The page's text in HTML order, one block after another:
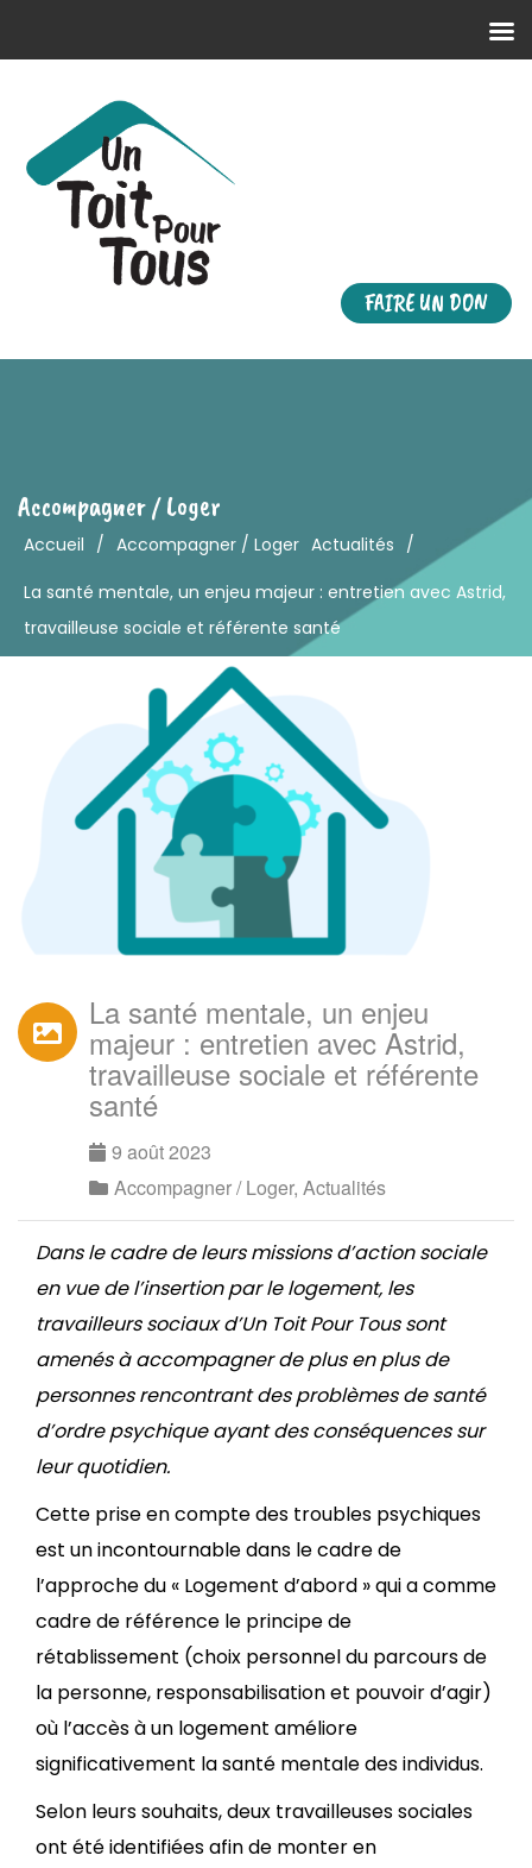
FAIRE UN DON
Accompagner / Loger
Accueil / Accompagner / Loger Actualités /
La santé mentale, un enjeu majeur : entretien avec Astrid,
travailleuse sociale et référente santé
La santé mentale, un enjeu
majeur : entretien avec Astrid,
travailleuse sociale et référente
santé
9 août 2023
Accompagner / Loger, Actualités
Dans le cadre de leurs missions d’action sociale
en vue de l’insertion par le logement, les
travailleurs sociaux d’Un Toit Pour Tous sont
amenés à accompagner de plus en plus de
personnes rencontrant des problèmes de santé
d’ordre psychique ayant des conséquences sur
leur quotidien.
Cette prise en compte des troubles psychiques
est un incontournable dans le cadre de
l’approche du « Logement d’abord » qui a comme
cadre de référence le principe de
rétablissement (choix personnel du parcours de
la personne, responsabilisation et pouvoir d’agir)
où l’accès à un logement améliore
significativement la santé mentale des individus.
Selon leurs souhaits, deux travailleuses sociales
ont été identifiées afin de monter en